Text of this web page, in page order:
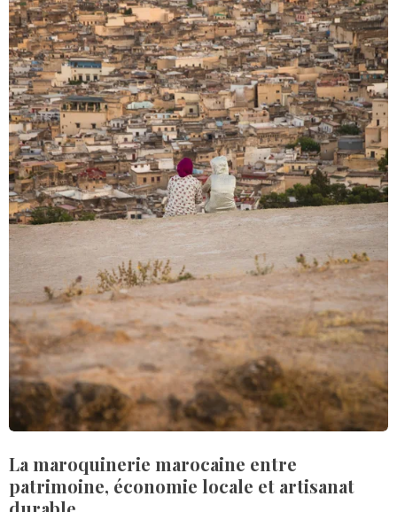
La maroquinerie marocaine entre
patrimoine, économie locale et artisanat